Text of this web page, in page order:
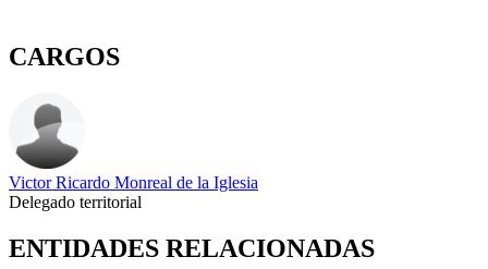
CARGOS
Victor Ricardo Monreal de la Iglesia
Delegado territorial
ENTIDADES RELACIONADAS